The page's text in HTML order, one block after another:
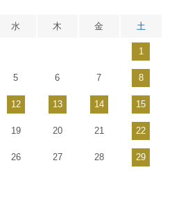
水 木 金 土
1
5 6 7 8
12 13 14 15
19 20 21 22
26 27 28 29